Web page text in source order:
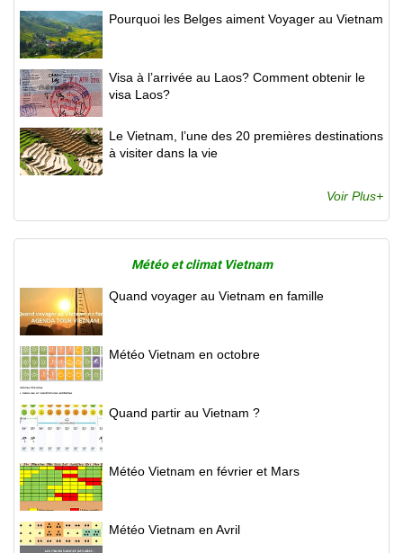
Pourquoi les Belges aiment Voyager au Vietnam
Visa à l’arrivée au Laos? Comment obtenir le
visa Laos?
Le Vietnam, l’une des 20 premières destinations
à visiter dans la vie
Voir Plus+
Météo et climat Vietnam
Quand voyager au Vietnam en famille
Météo Vietnam en octobre
Quand partir au Vietnam ?
Météo Vietnam en février et Mars
Météo Vietnam en Avril